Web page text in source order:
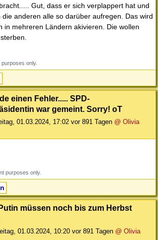
Gut, dass er sich verplappert hat und
die anderen alle so darüber aufregen. Das wird
in mehreren Ländern akivieren. Die wollen
only.
einen Fehler..... SPD-
war gemeint. Sorry! oT
01.03.2024, 17:02 vor 891 Tagen @ Olivia
purposes only.
müssen noch bis zum Herbst
01.03.2024, 10:20 vor 891 Tagen @ Olivia